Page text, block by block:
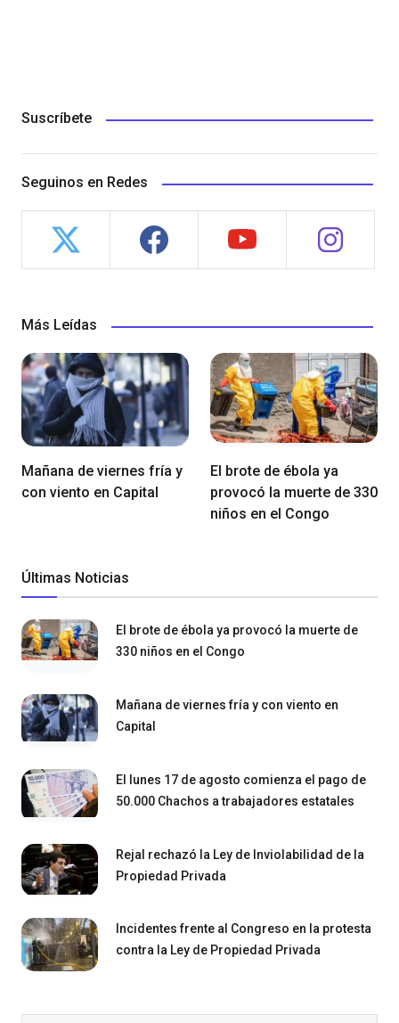
Suscríbete
Seguinos en Redes
Más Leídas
Mañana de viernes fría y
con viento en Capital
El brote de ébola ya
provocó la muerte de 330
niños en el Congo
Últimas Noticias
El brote de ébola ya provocó la muerte de
330 niños en el Congo
Mañana de viernes fría y con viento en
Capital
El lunes 17 de agosto comienza el pago de
50.000 Chachos a trabajadores estatales
Rejal rechazó la Ley de Inviolabilidad de la
Propiedad Privada
Incidentes frente al Congreso en la protesta
contra la Ley de Propiedad Privada